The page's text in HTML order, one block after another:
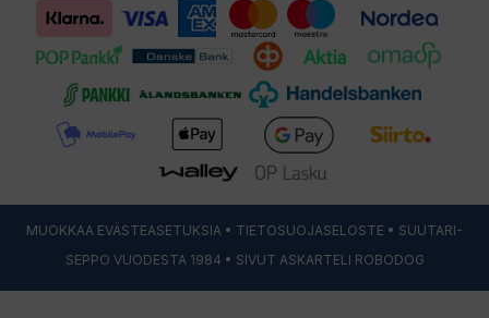
MUOKKAA EVÄSTEASETUKSIA • TIETOSUOJASELOSTE • SUUTARI-
SEPPO VUODESTA 1984 • SIVUT ASKARTELI ROBODOG